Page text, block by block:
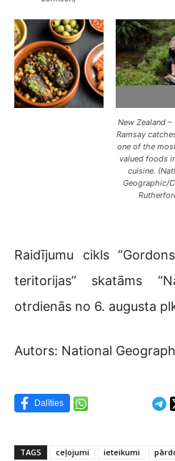
New Zealand –
Ramsay
one of the
valued foods
cuisine.
Geographic/
Raidījumu cikls
teritorijas” skatāms
otrdienās no 6. augusta
Autors: National
Dalīties
TAGS ceļojumi ieteikumi